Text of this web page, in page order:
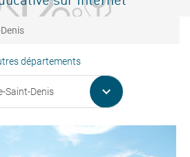
départements
